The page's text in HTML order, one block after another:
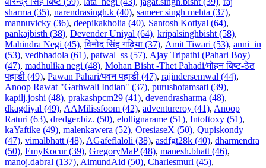
sharma (35), narendrasingh.k (40), sameer singh mehta (37),
mannuvicky (36), deepikakholia (40), Santosh Kotiyal (64),
pankajbisth (38), Devender Uniyal (64), kripalsinghbisht (58),
Mahindra Negi (45),विनोद सिंह गढ़िया (37), Amit Tiwari (53), anni_in
(53), vedbhadola (61), patwal_ss (57), Ajay Tripathi (Pahari Boy)
(47), madhulika negi (48), Mohan Bisht -Thet Pahadi/मोहन बिष्ट-ठेठ
पहाडी (49), Pawan Pahari/पवन पहाडी (47), rajindersemwal (44),
Anoop Rawat "Garhwali Indian" (37), purushotamsati (39),
kapilj.joshi (48), prakashpcm29 (41), devendrasharma (48),
dkagdiyal (49), AAMilissfoom (42), adventureroy (41), Anoop
Raturi (63), dredger.biz. (50), elollignarame (51), Intoftoxy (51),
kaYaftike (49), malenkawera (52), OresiaseX (50), Qupiskondy
(47), vimalbhatt (48), AGafeflaloli (38), asdfgt28k (40), dharmendra
(50), EmyKocur (39), GregoryMaP (48), manesh.bhatt (46),
manoj.dabral (137), AimundAid (50), Charlesmurl (45),